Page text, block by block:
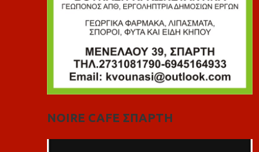
NOIRE CAFE ΣΠΑΡΤΗ